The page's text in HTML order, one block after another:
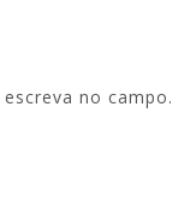
no campo.